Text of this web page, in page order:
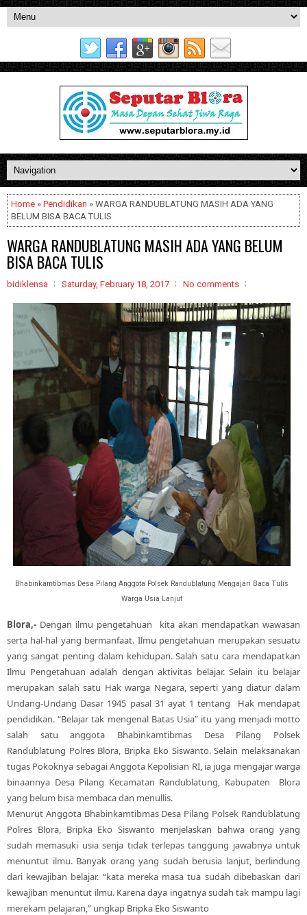
Home » Pendidikan » WARGA RANDUBLATUNG MASIH ADA YANG
BELUM BISA BACA TULIS
WARGA RANDUBLATUNG MASIH ADA YANG BELUM
BISA BACA TULIS
bidiklensa Saturday, February 18, 2017 No comments
Bhabinkamtibmas Desa Pilang Anggota Polsek Randublatung Mengajari Baca Tulis
Warga Usia Lanjut
Blora,- Dengan ilmu pengetahuan kita akan mendapatkan wawasan
serta hal-hal yang bermanfaat. Ilmu pengetahuan merupakan sesuatu
yang sangat penting dalam kehidupan. Salah satu cara mendapatkan
Ilmu Pengetahuan adalah dengan aktivitas belajar. Selain itu belajar
merupakan salah satu Hak warga Negara, seperti yang diatur dalam
Undang-Undang Dasar 1945 pasal 31 ayat 1 tentang Hak mendapat
pendidikan. “Belajar tak mengenal Batas Usia” itu yang menjadi motto
salah satu anggota Bhabinkamtibmas Desa Pilang Polsek
Randublatung Polres Blora, Bripka Eko Siswanto. Selain melaksanakan
tugas Pokoknya sebagai Anggota Kepolisian RI, ia juga mengajar warga
binaannya Desa Pilang Kecamatan Randublatung, Kabupaten Blora
yang belum bisa membaca dan menullis.
Menurut Anggota Bhabinkamtibmas Desa Pilang Polsek Randublatung
Polres Blora, Bripka Eko Siswanto menjelaskan bahwa orang yang
sudah memasuki usia senja tidak terlepas tanggung jawabnya untuk
menuntut ilmu. Banyak orang yang sudah berusia lanjut, berlindung
dari kewajiban belajar. “kata mereka masa tua sudah dibebaskan dari
kewajiban menuntut ilmu. Karena daya ingatnya sudah tak mampu lagi
merekam pelajaran,” ungkap Bripka Eko Siswanto